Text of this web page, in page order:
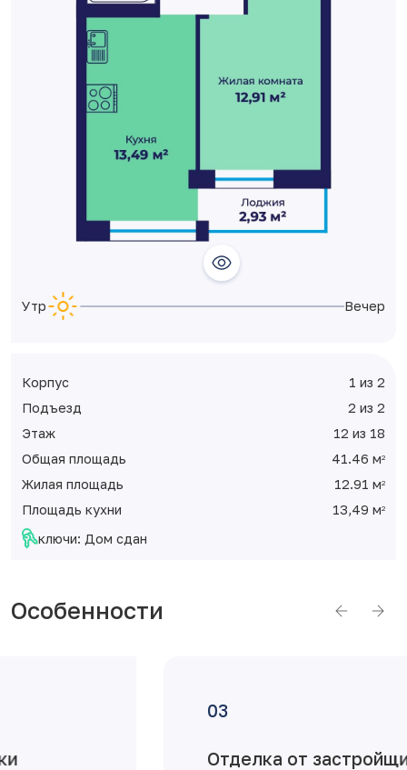
Утро Вечер
Корпус
1 из 2
Подъезд
2 из 2
Этаж
12 из 18
Общая площадь
41.46 м2
Жилая площадь 12.91 м2
Площадь кухни 13,49 м2
ключи: Дом сдан
Особенности
Однокомнатная